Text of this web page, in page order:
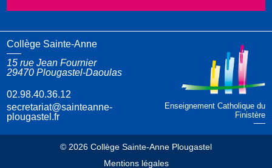
Collège Sainte-Anne
15 rue Jean Fournier
29470 Plougastel-Daoulas
02.98.40.36.12
Enseignement Catholique du
Finistère
© 2026 Collège Sainte-Anne Plougastel
Mentions légales